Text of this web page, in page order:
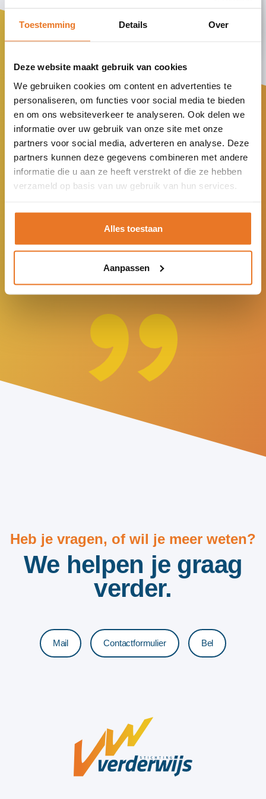
Toestemming Details Over
Deze website maakt gebruik van cookies
We gebruiken cookies om content en advertenties te
personaliseren, om functies voor social media te bieden
en om ons websiteverkeer te analyseren. Ook delen we
informatie over uw gebruik van onze site met onze
partners voor social media, adverteren en analyse. Deze
partners kunnen deze gegevens combineren met andere
informatie die u aan ze heeft verstrekt of die ze hebben
verzameld op basis van uw gebruik van hun services.
Alles toestaan
Aanpassen
Noorderlicht moet ook een hele belangrijke keus gemaakt
worden.
Lees meer
Raad
Verderwijs!
Lees meer
school”
vanuit Gezonde School behaald.
Lees meer
Vesper BSO+
Vesper BSO+ is een buitenschoolse opvang gespecialiseerd
in de opvang van kinderen met een extra zorgvraag.
We zijn maatschappelijk
ondersteunend. Leerlingen die ergens
anders uit vallen, krijgen weer een
kans op onze school.
Team Stichting Verderwijs
Heb je vragen, of wil je meer weten?
We helpen je graag
verder.
Mail Contactformulier Bel